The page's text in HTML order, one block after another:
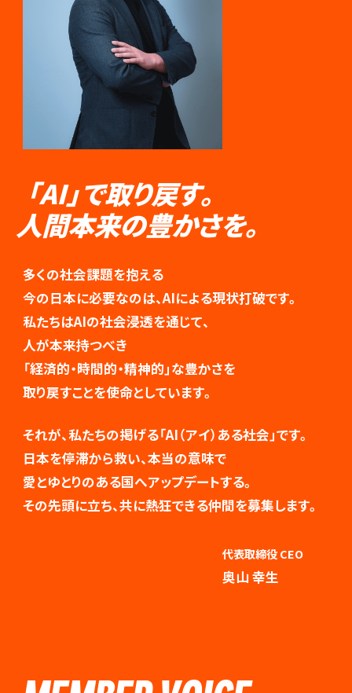
「AI」で取り戻す。
人間本来の豊かさを。
多くの社会課題を抱える
今の日本に必要なのは、AIによる現状打破です。
私たちはAIの社会浸透を通じて、
人が本来持つべき
「経済的・時間的・精神的」な豊かさを
取り戻すことを使命としています。
それが、私たちの掲げる「AI（アイ）ある社会」です。
日本を停滞から救い、本当の意味で
愛とゆとりのある国へアップデートする。
その先頭に立ち、共に熱狂できる仲間を募集します。
代表取締役 CEO
奥山 幸生